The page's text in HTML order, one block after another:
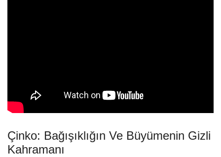
Çinko: Bağışıklığın Ve Büyümenin Gizli
Kahramanı